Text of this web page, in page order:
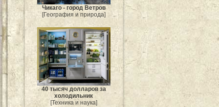
Чикаго - город Ветров
[География и природа]
40 тысяч долларов за
холодильник
[Техника и наука]